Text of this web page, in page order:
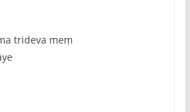
trideva meṃ